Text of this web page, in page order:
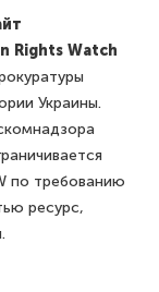
Rights Watch
Украины.
по требованию
ресурс,